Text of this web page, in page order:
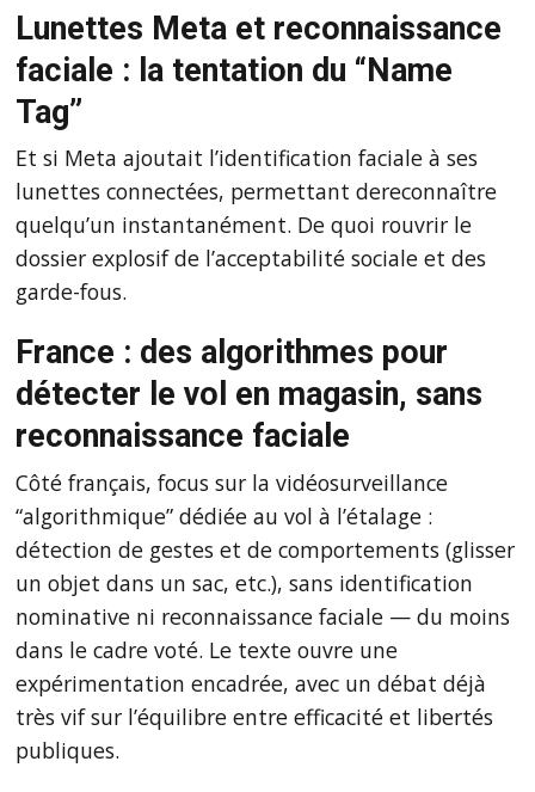
Lunettes Meta et reconnaissance
faciale : la tentation du “Name
Tag”
Et si Meta ajoutait l’identification faciale à ses
lunettes connectées, permettant dereconnaître
quelqu’un instantanément. De quoi rouvrir le
dossier explosif de l’acceptabilité sociale et des
garde-fous.
France : des algorithmes pour
détecter le vol en magasin, sans
reconnaissance faciale
Côté français, focus sur la vidéosurveillance
“algorithmique” dédiée au vol à l’étalage :
détection de gestes et de comportements (glisser
un objet dans un sac, etc.), sans identification
nominative ni reconnaissance faciale — du moins
dans le cadre voté. Le texte ouvre une
expérimentation encadrée, avec un débat déjà
très vif sur l’équilibre entre efficacité et libertés
publiques.